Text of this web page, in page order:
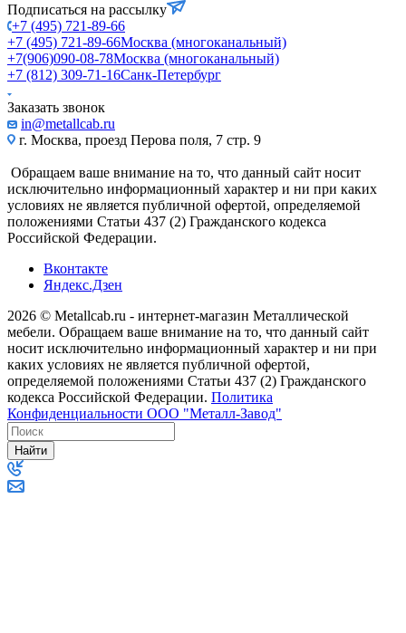
Подписаться на рассылку
+7 (495) 721-89-66
+7 (495) 721-89-66Москва (многоканальный)
+7(906)090-08-78Москва (многоканальный)
+7 (812) 309-71-16Санк-Петербург
Заказать звонок
in@metallcab.ru
г. Москва, проезд Перова поля, 7 стр. 9
Обращаем ваше внимание на то, что данный сайт носит
исключительно информационный характер и ни при каких
условиях не является публичной офертой, определяемой
положениями Статьи 437 (2) Гражданского кодекса
Российской Федерации.
Вконтакте
Яндекс.Дзен
2026 © Metallcab.ru - интернет-магазин Металлической
мебели. Обращаем ваше внимание на то, что данный сайт
носит исключительно информационный характер и ни при
каких условиях не является публичной офертой,
определяемой положениями Статьи 437 (2) Гражданского
кодекса Российской Федерации. Политика
Конфиденциальности ООО "Металл-Завод"
Найти